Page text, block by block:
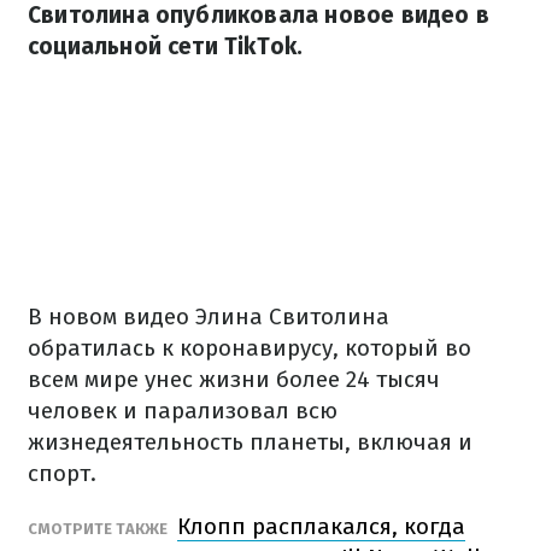
Свитолина опубликовала новое видео в
социальной сети TikTok.
В новом видео Элина Свитолина
обратилась к коронавирусу, который во
всем мире унес жизни более 24 тысяч
человек и парализовал всю
жизнедеятельность планеты, включая и
спорт.
СМОТРИТЕ ТАКЖЕ
Клопп расплакался, когда